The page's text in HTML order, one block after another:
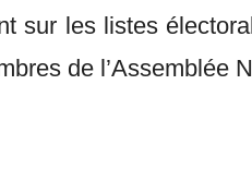
sur les listes
de l’Assemblée